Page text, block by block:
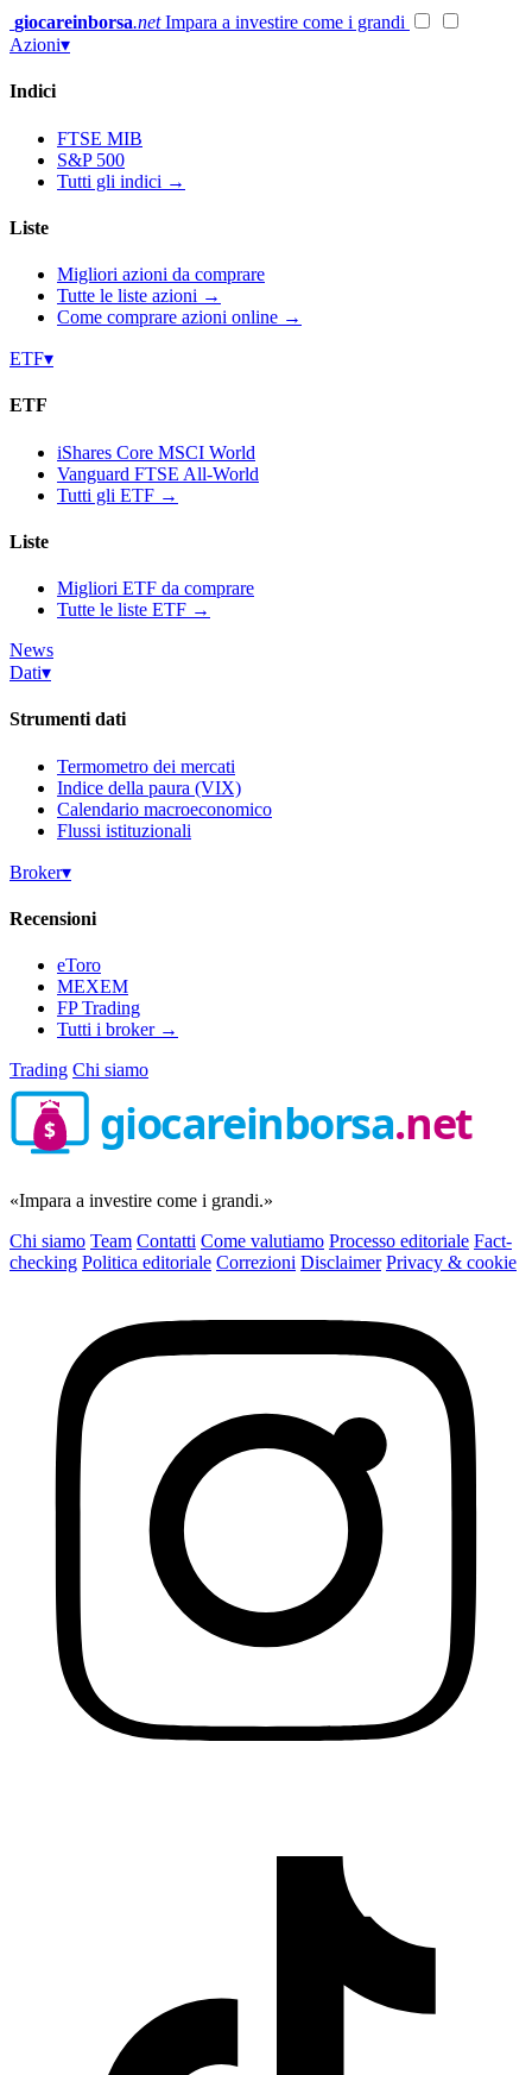
Vai
al
giocareinborsa.net Impara a investire come i grandi
Azioni▾
Indici
FTSE MIB
S&P 500
Tutti gli indici →
Liste
Migliori azioni da comprare
Tutte le liste azioni →
Come comprare azioni online →
ETF▾
ETF
iShares Core MSCI World
Vanguard FTSE All-World
Tutti gli ETF →
Liste
Migliori ETF da comprare
Tutte le liste ETF →
News
Dati▾
Strumenti dati
Termometro dei mercati
Indice della paura (VIX)
Calendario macroeconomico
Flussi istituzionali
Broker▾
Recensioni
eToro
MEXEM
FP Trading
Tutti i broker →
Trading Chi siamo
$ giocareinborsa.net
«Impara a investire come i grandi.»
Chi siamo Team Contatti Come valutiamo Processo editoriale Fact-
checking Politica editoriale Correzioni Disclaimer Privacy & cookie